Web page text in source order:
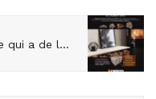
Crépito : le bois, un classique qui a de l’avenir